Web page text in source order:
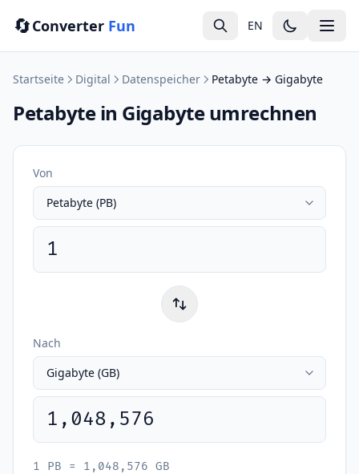
🔄Converter Fun EN
Startseite Digital Datenspeicher Petabyte → Gigabyte
Petabyte in Gigabyte umrechnen
Von
Nach
1,048,576
1 PB = 1,048,576 GB